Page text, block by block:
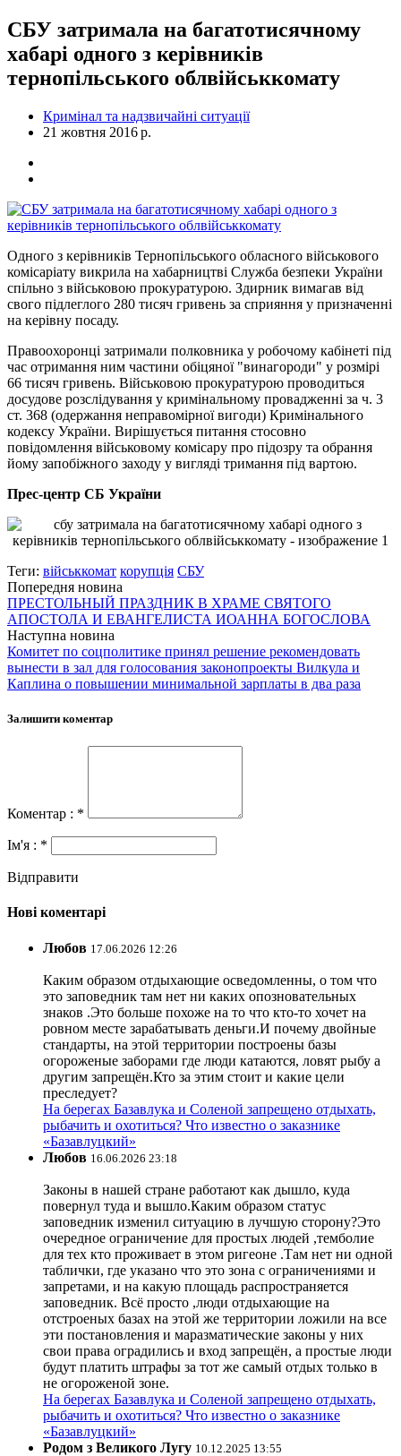
СБУ затримала на багатотисячному
хабарі одного з керівників
тернопільського облвійськкомату
Кримінал та надзвичайні ситуації
21 жовтня 2016 р.
Одного з керівників Тернопільського обласного військового
комісаріату викрила на хабарництві Служба безпеки України
спільно з військовою прокуратурою. Здирник вимагав від
свого підлеглого 280 тисяч гривень за сприяння у призначенні
на керівну посаду.
Правоохоронці затримали полковника у робочому кабінеті під
час отримання ним частини обіцяної "винагороди" у розмірі
66 тисяч гривень. Військовою прокуратурою проводиться
досудове розслідування у кримінальному провадженні за ч. 3
ст. 368 (одержання неправомірної вигоди) Кримінального
кодексу України. Вирішується питання стосовно
повідомлення військовому комісару про підозру та обрання
йому запобіжного заходу у вигляді тримання під вартою.
Прес-центр СБ України
Теги: військкомат корупція СБУ
Попередня новина
ПРЕСТОЛЬНЫЙ ПРАЗДНИК В ХРАМЕ СВЯТОГО
АПОСТОЛА И ЕВАНГЕЛИСТА ИОАННА БОГОСЛОВА
Наступна новина
Комитет по соцполитике принял решение рекомендовать
вынести в зал для голосования законопроекты Вилкула и
Каплина о повышении минимальной зарплаты в два раза
Залишити коментар
Коментар : *
Ім'я : *
Відправити
Нові коментарі
Любов 17.06.2026 12:26
Каким образом отдыхающие осведомленны, о том что
это заповедник там нет ни каких опозновательных
знаков .Это больше похоже на то что кто-то хочет на
ровном месте зарабатывать деньги.И почему двойные
стандарты, на этой территории построены базы
огороженые заборами где люди катаются, ловят рыбу а
другим запрещён.Кто за этим стоит и какие цели
преследует?
На берегах Базавлука и Соленой запрещено отдыхать,
рыбачить и охотиться? Что известно о заказнике
«Базавлуцкий»
Любов 16.06.2026 23:18
Законы в нашей стране работают как дышло, куда
повернул туда и вышло.Каким образом статус
заповедник изменил ситуацию в лучшую сторону?Это
очередное ограничение для простых людей ,темболие
для тех кто проживает в этом ригеоне .Там нет ни одной
таблички, где указано что это зона с ограничениями и
запретами, и на какую площадь распространяется
заповедник. Всё просто ,люди отдыхающие на
отстроеных базах на этой же территории ложили на все
эти постановления и маразматические законы у них
свои права оградились и вход запрещён, а простые люди
будут платить штрафы за тот же самый отдых только в
не огороженой зоне.
На берегах Базавлука и Соленой запрещено отдыхать,
рыбачить и охотиться? Что известно о заказнике
«Базавлуцкий»
Родом з Великого Лугу 10.12.2025 13:55